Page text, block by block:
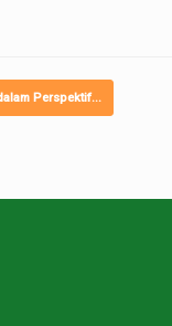
Perspektif…